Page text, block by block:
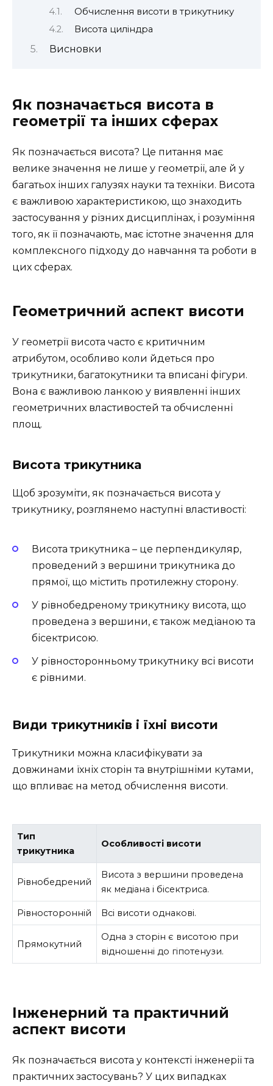
Обчислення висоти в трикутнику
Висота циліндра
Висновки
Як позначається висота в
геометрії та інших сферах
Як позначається висота? Це питання має
велике значення не лише у геометрії, але й у
багатьох інших галузях науки та техніки. Висота
є важливою характеристикою, що знаходить
застосування у різних дисциплінах, і розуміння
того, як її позначають, має істотне значення для
комплексного підходу до навчання та роботи в
цих сферах.
Геометричний аспект висоти
У геометрії висота часто є критичним
атрибутом, особливо коли йдеться про
трикутники, багатокутники та вписані фігури.
Вона є важливою ланкою у виявленні інших
геометричних властивостей та обчисленні
площ.
Висота трикутника
Щоб зрозуміти, як позначається висота у
трикутнику, розглянемо наступні властивості:
Висота трикутника – це перпендикуляр,
проведений з вершини трикутника до
прямої, що містить протилежну сторону.
У рівнобедреному трикутнику висота, що
проведена з вершини, є також медіаною та
бісектрисою.
У рівносторонньому трикутнику всі висоти
є рівними.
Види трикутників і їхні висоти
Трикутники можна класифікувати за
довжинами їхніх сторін та внутрішніми кутами,
що впливає на метод обчислення висоти.
Тип
трикутника
Особливості висоти
Рівнобедрений
Висота з вершини проведена
як медіана і бісектриса.
Рівносторонній Всі висоти однакові.
Прямокутний
Одна з сторін є висотою при
відношенні до гіпотенузи.
Інженерний та практичний
аспект висоти
Як позначається висота у контексті інженерії та
практичних застосувань? У цих випадках